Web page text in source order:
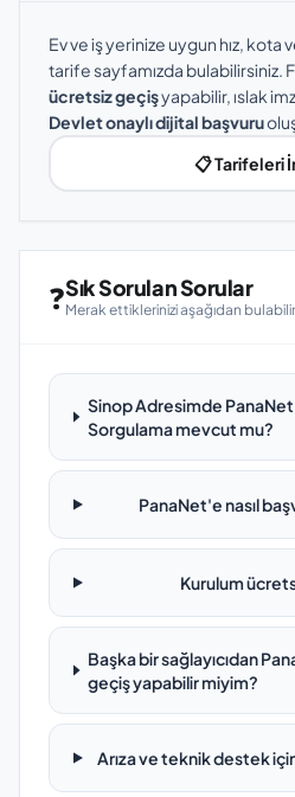
Ev ve iş yerinize uygun hız,
tarife sayfamızda bulabilirsiniz.
ücretsiz geçişyapabilir, ıslak
Devlet onaylı dijital başvuru
📋 Tarifeleri
❓Sık Sorulan Sorular
Merak ettiklerinizi aşağıdan
Sinop Adresimde
Sorgulama mevcut mu?
PanaNet'e nasıl
Kurulum
Başka bir sağlayıcıdan
geçiş yapabilir miyim?
Arıza ve teknik destek